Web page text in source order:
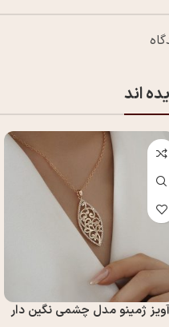
اند
آويز ژمینو مدل چشمي نگين دار